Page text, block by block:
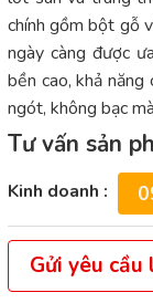
chính gồm bột gỗ
ngày càng được
bền cao, khả
ngót, không bạc
Tư vấn sản
Kinh doanh :
Gửi yêu cầu